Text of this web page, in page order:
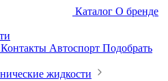
Каталог О бренде
Контакты Автоспорт Подобрать
жидкости